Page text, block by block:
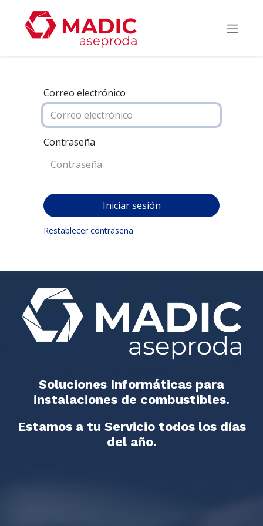
Correo electrónico
Contraseña
Iniciar sesión
Restablecer contraseña
Soluciones Informáticas para
instalaciones de combustibles.
Estamos a tu Servicio todos los días
del año.